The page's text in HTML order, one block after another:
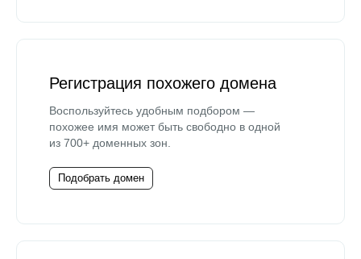
Регистрация похожего домена
Воспользуйтесь удобным подбором —
похожее имя может быть свободно в одной
из 700+ доменных зон.
Подобрать домен